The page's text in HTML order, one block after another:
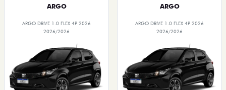
ARGO
ARGO DRIVE 1.0 FLEX 4P 2026
2026/2026
ARGO
ARGO DRIVE 1.0 FLEX 4P 2026
2026/2026